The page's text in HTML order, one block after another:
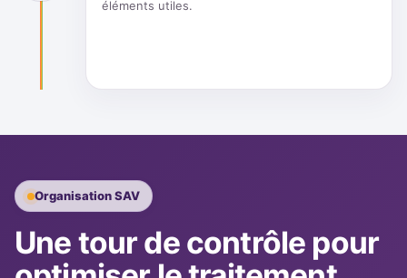
éléments utiles.
Organisation SAV
Une tour de contrôle pour